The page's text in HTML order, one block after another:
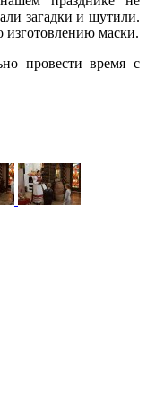
загадки и шутили.
изготовлению маски.
провести время с